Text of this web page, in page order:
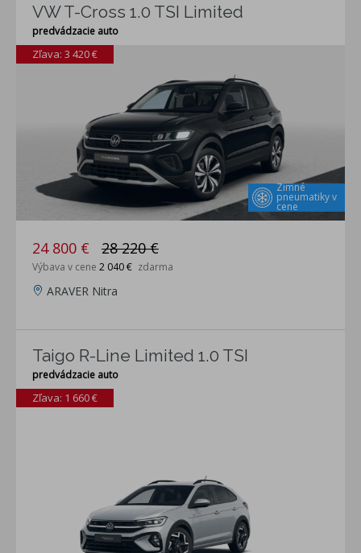
VW T-Cross 1.0 TSI Limited
predvádzacie auto
Zimné
pneumatiky v
cene
Zľava: 3 420 €
24 800 € 28 220 €
Výbava v cene 2 040 € zdarma
ARAVER Nitra
Taigo R-Line Limited 1.0 TSI
predvádzacie auto
Zľava: 1 660 €